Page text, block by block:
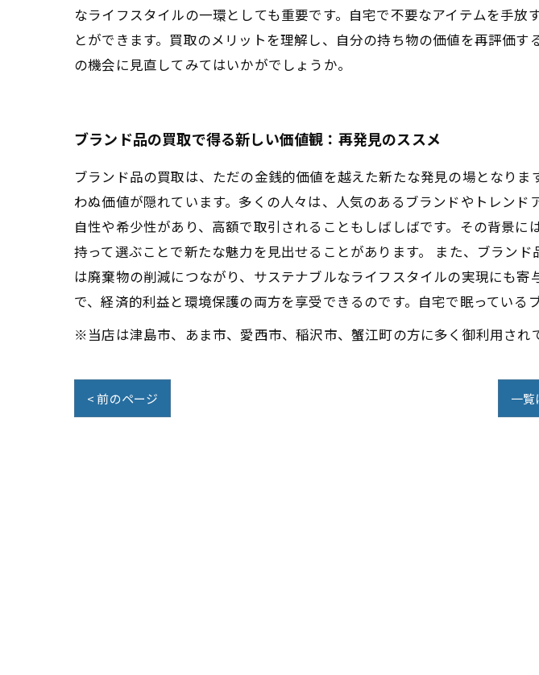
なライフスタイルの一環としても重要です。自宅で不要なアイテムを手
とができます。買取のメリットを理解し、自分の持ち物の価値を再評価
の機会に見直してみてはいかがでしょうか。
ブランド品の買取で得る新しい価値観：再発見のススメ
ブランド品の買取は、ただの金銭的価値を越えた新たな発見の場となり
わぬ価値が隠れています。多くの人々は、人気のあるブランドやトレン
自性や希少性があり、高額で取引されることもしばしばです。その背景
持って選ぶことで新たな魅力を見出せることがあります。 また、ブラン
は廃棄物の削減につながり、サステナブルなライフスタイルの実現にも
で、経済的利益と環境保護の両方を享受できるのです。自宅で眠ってい
※当店は津島市、あま市、愛西市、稲沢市、蟹江町の方に多く御利用され
< 前のページ 一覧